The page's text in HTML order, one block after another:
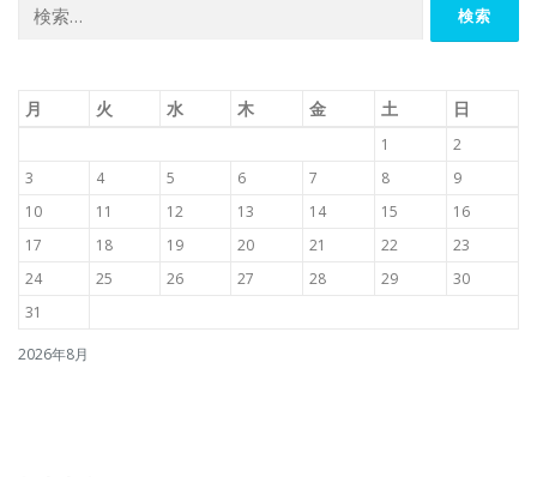
索:
2026年8月
月 火 水 木 金 土 日
1
2
3
4 5 6 7 8
9
10
11 12 13 14 15
16
17
18 19 20 21 22
23
24
25 26 27 28 29
30
31